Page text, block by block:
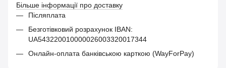
Більше інформації про доставку
Післяплата
Безготівковий розрахунок IBAN:
UA543220010000026003320017344
Онлайн-оплата банківською карткою (WayForPay)